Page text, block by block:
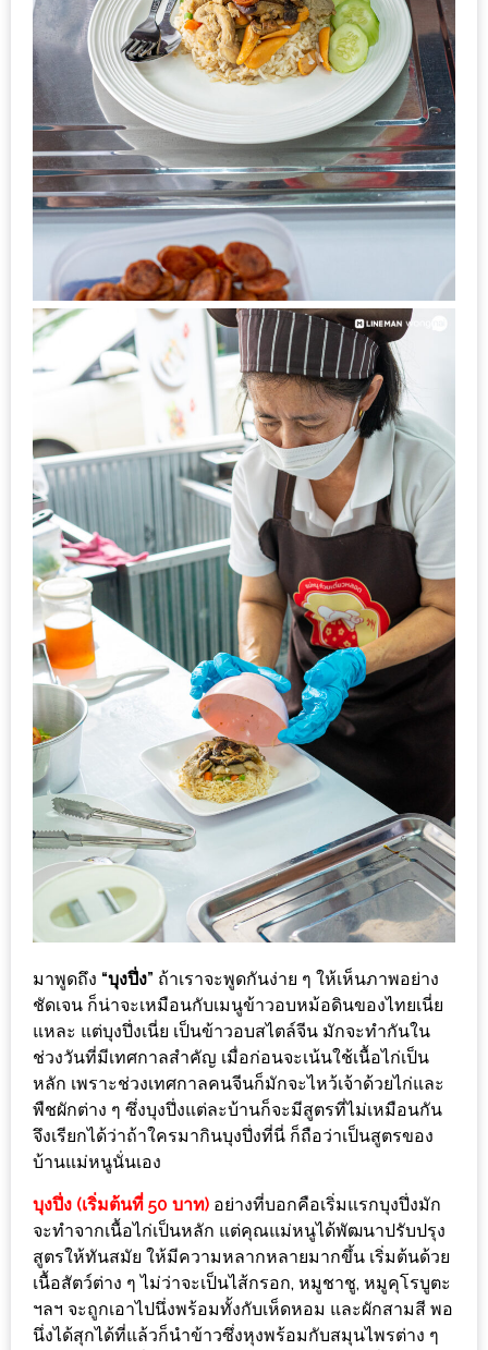
งาน
เดียว
ทั้ง
ช้อป
กิน
เที่ยว
พร้อม
โปร
ชั่น
สำหรับ
คน
รัก
มากมาย
MAPS
MY
ACCOUNT
NEW
FACEBOOK
TIMELINE
OKTOBERFEST
ครั้ง
ที่
2
เทศกาล
เบียร์
ใหญ่
ที่สุด
ใน
โลก
กับ
โรง
แรม
ฮอ
ลิ
เดย์
อินน์
เชียงใหม่
มาพูดถึง “บุงปึ่ง” ถ้าเราจะพูดกันง่าย ๆ ให้เห็นภาพอย่าง
ชัดเจน ก็น่าจะเหมือนกับเมนูข้าวอบหม้อดินของไทยเนี่ย
แหละ แต่บุงปึ่งเนี่ย เป็นข้าวอบสไตล์จีน มักจะทำกันใน
ช่วงวันที่มีเทศกาลสำคัญ เมื่อก่อนจะเน้นใช้เนื้อไก่เป็น
หลัก เพราะช่วงเทศกาลคนจีนก็มักจะไหว้เจ้าด้วยไก่และ
พืชผักต่าง ๆ ซึ่งบุงปึ่งแต่ละบ้านก็จะมีสูตรที่ไม่เหมือนกัน
จึงเรียกได้ว่าถ้าใครมากินบุงปึ่งที่นี่ ก็ถือว่าเป็นสูตรของ
บ้านแม่หนูนั่นเอง
บุงปึ่ง (เริ่มต้นที่ 50 บาท) อย่างที่บอกคือเริ่มแรกบุงปึ่งมัก
จะทำจากเนื้อไก่เป็นหลัก แต่คุณแม่หนูได้พัฒนาปรับปรุง
สูตรให้ทันสมัย ให้มีความหลากหลายมากขึ้น เริ่มต้นด้วย
เนื้อสัตว์ต่าง ๆ ไม่ว่าจะเป็นไส้กรอก, หมูชาชู, หมูคุโรบูตะ
ฯลฯ จะถูกเอาไปนึ่งพร้อมทั้งกับเห็ดหอม และผักสามสี พอ
นึ่งได้สุกได้ที่แล้วก็นำข้าวซึ่งหุงพร้อมกับสมุนไพรต่าง ๆ